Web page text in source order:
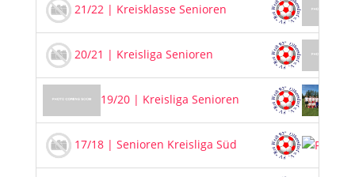
21/22 | Kreisklasse Senioren
20/21 | Kreisliga Senioren
19/20 | Kreisliga Senioren
17/18 | Senioren Kreisliga Süd